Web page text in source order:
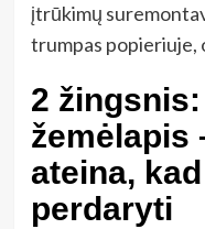
įtrūkimų
trumpas popieriuje,
2
žemėlapis
ateina,
perdaryti